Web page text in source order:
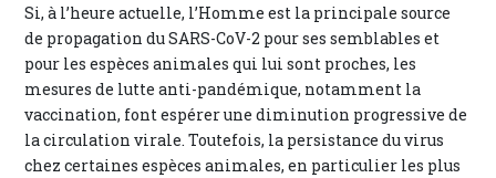
Si, à l’heure actuelle, l’Homme est la principale source
de propagation du SARS-CoV-2 pour ses semblables et
pour les espèces animales qui lui sont proches, les
mesures de lutte anti-pandémique, notamment la
vaccination, font espérer une diminution progressive de
la circulation virale. Toutefois, la persistance du virus
chez certaines espèces animales, en particulier les plus